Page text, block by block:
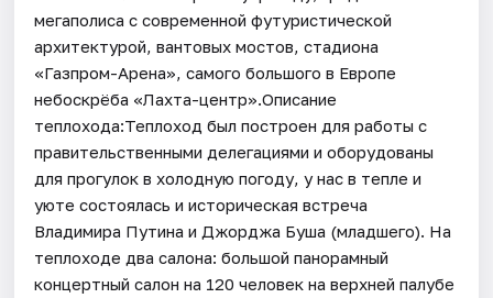
мегаполиса с современной футуристической
архитектурой, вантовых мостов, стадиона
«Газпром-Арена», самого большого в Европе
небоскрёба «Лахта-центр».Описание
теплохода:Теплоход был построен для работы с
правительственными делегациями и оборудованы
для прогулок в холодную погоду, у нас в тепле и
уюте состоялась и историческая встреча
Владимира Путина и Джорджа Буша (младшего). На
теплоходе два салона: большой панорамный
концертный салон на 120 человек на верхней палубе